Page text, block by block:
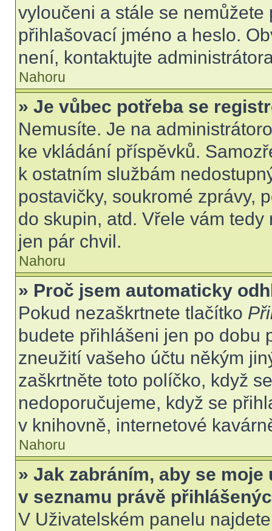
vyloučeni a stále se
přihlašovací jméno a heslo.
není, kontaktujte
Nahoru
» Je vůbec potřeba se
Nemusíte. Je na
ke vkládání příspěvků.
k ostatním službám
postavičky, soukromé zprávy,
do skupin, atd. Vřele vám
jen pár chvil.
Nahoru
» Proč jsem automaticky
Pokud nezaškrtnete tlačítko
budete přihlášeni jen po dobu
zneužití vašeho účtu někým
zaškrtněte toto políčko, když
nedoporučujeme, když se
v knihovně, internetové
Nahoru
» Jak zabráním, aby se
v seznamu právě
V Uživatelském panelu